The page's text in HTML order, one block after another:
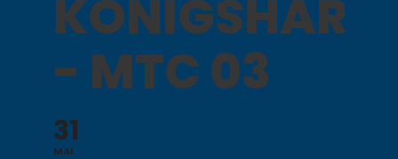
- MTC 03
31
MAI